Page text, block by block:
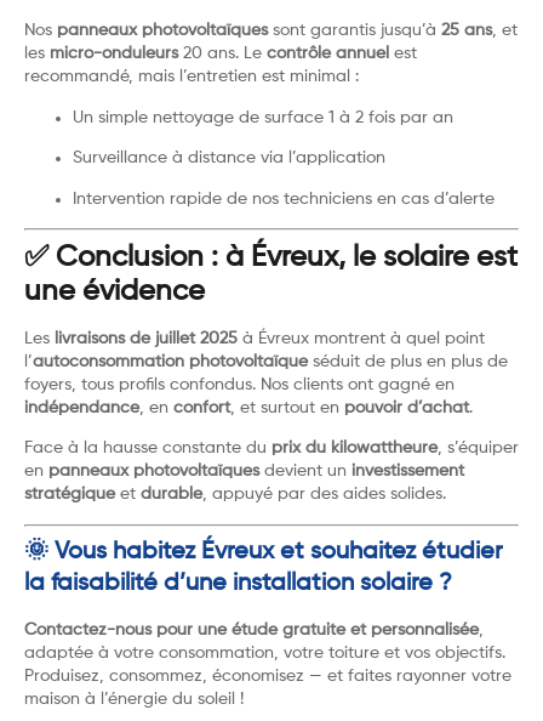
Nos panneaux photovoltaïquessont garantis jusqu’à 25 ans, et
les micro-onduleurs20 ans. Le contrôle annuel est
recommandé, mais l’entretien est minimal :
Un simple nettoyage de surface 1 à 2 fois par an
Surveillance à distance via l’application
Intervention rapide de nos techniciens en cas d’alerte
✅ Conclusion : à Évreux, le solaire est
une évidence
Les livraisons de juillet 2025 à Évreux montrent à quel point
l’autoconsommation photovoltaïqueséduit de plus en plus de
foyers, tous profils confondus. Nos clients ont gagné en
indépendance, en confort, et surtout en pouvoir d’achat.
Face à la hausse constante du prix du kilowattheure, s’équiper
en panneaux photovoltaïquesdevient un investissement
stratégiqueet durable, appuyé par des aides solides.
🌞 Vous habitez Évreux et souhaitez étudier
la faisabilité d’une installation solaire ?
Contactez-nous pour une étude gratuite et personnalisée,
adaptée à votre consommation, votre toiture et vos objectifs.
Produisez, consommez, économisez — et faites rayonner votre
maison à l’énergie du soleil !